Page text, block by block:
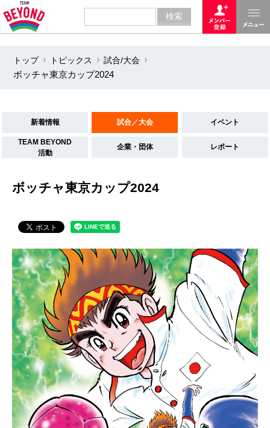
トップ トピックス
試合/大会
ボッチャ東京カップ2024
新着情報 試合／大会 イベント
TEAM BEYOND
活動
企業・団体 レポート
ボッチャ東京カップ2024